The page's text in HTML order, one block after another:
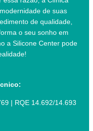
de suas
de qualidade,
o seu sonho em
a Silicone Center pode
| RQE 14.692/14.693